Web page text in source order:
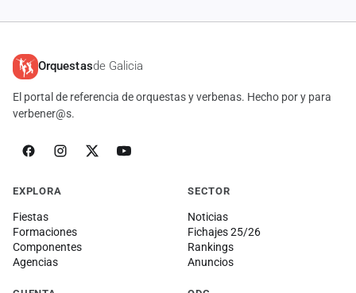
Orquestasde Galicia
El portal de referencia de orquestas y verbenas. Hecho por y para
verbener@s.
EXPLORA
Fiestas
Formaciones
Componentes
Agencias
SECTOR
Noticias
Fichajes 25/26
Rankings
Anuncios